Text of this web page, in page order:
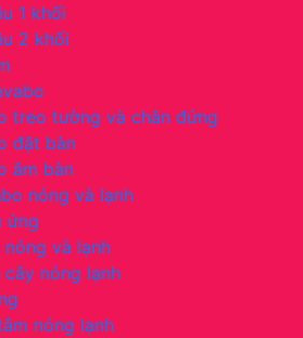
1 khối
2 khối
treo tường và chân đứng
đặt bàn
âm bàn
nóng và lạnh
ứng
và lạnh
nóng lạnh
nóng lạnh